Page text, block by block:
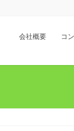
会社概要 コ